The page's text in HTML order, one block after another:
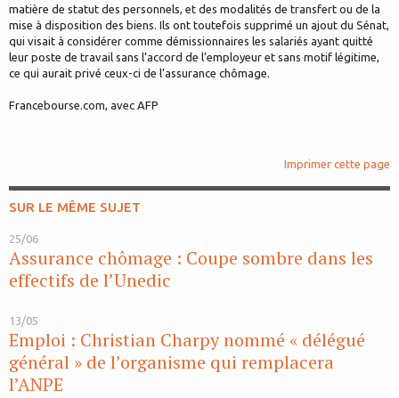
matière de statut des personnels, et des modalités de transfert ou de la
mise à disposition des biens. Ils ont toutefois supprimé un ajout du Sénat,
qui visait à considérer comme démissionnaires les salariés ayant quitté
leur poste de travail sans l’accord de l’employeur et sans motif légitime,
ce qui aurait privé ceux-ci de l’assurance chômage.
Francebourse.com, avec AFP
Imprimer cette page
SUR LE MÊME SUJET
25/06
Assurance chômage : Coupe sombre dans les
effectifs de l’Unedic
13/05
Emploi : Christian Charpy nommé « délégué
général » de l’organisme qui remplacera
l’ANPE